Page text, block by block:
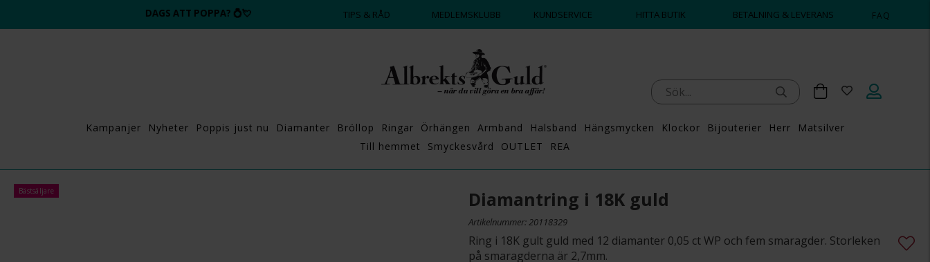
TIPS & RÅD MEDLEMSKLUBB KUNDSERVICE HITTA BUTIK BETALNING & LEVERANS FAQ
Kampanjer Nyheter Poppis just nu Diamanter Bröllop Ringar Örhängen Armband Halsband Hängsmycken Klockor Bijouterier Herr
Matsilver
Till hemmet
Smyckesvård OUTLET REA
Bästsäljare Diamantring i 18K guld
Artikelnummer: 20118329
Ring i 18K gult guld med 12 diamanter 0,05 ct WP och fem smaragder. Storleken
på smaragderna är 2,7mm.